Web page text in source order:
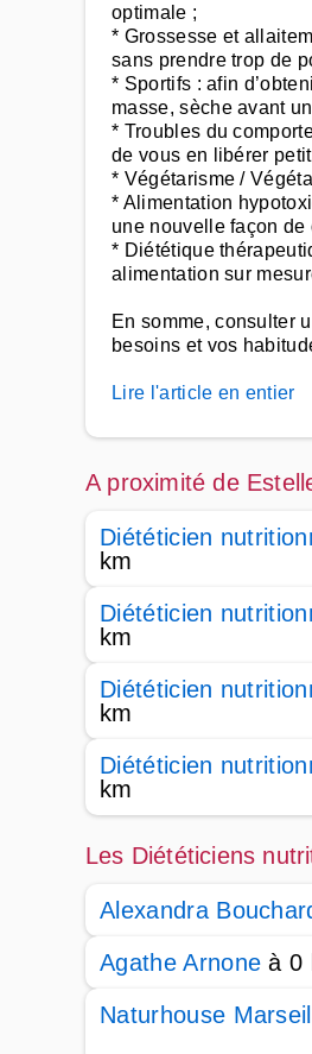
optimale ;
* Grossesse et
sans prendre trop de
* Sportifs : afin
masse, sèche avant
* Troubles du
de vous en libérer
* Végétarisme /
* Alimentation
une nouvelle façon de
* Diététique
alimentation sur
En somme, consulter
besoins et vos
Lire l'article en entier
A proximité de
Diététicien
km
Diététicien
km
Diététicien
km
Diététicien
km
Les Diététiciens
Alexandra
Agathe Arnone à 0
Naturhouse